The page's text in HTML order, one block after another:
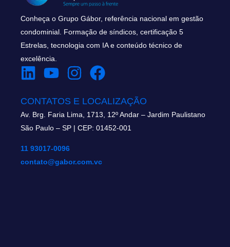
Conheça o Grupo Gábor, referência nacional em gestão
condominial. Formação de síndicos, certificação 5
Estrelas, tecnologia com IA e conteúdo técnico de
excelência.
CONTATOS E LOCALIZAÇÃO
Av. Brg. Faria Lima, 1713, 12º Andar – Jardim Paulistano
São Paulo – SP | CEP: 01452-001
11 93017-0096
contato@gabor.com.vc